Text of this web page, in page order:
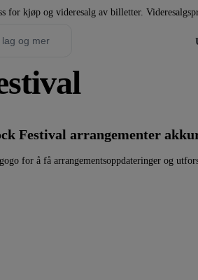
for kjøp og videresalg av billetter.
Festival arrangementer
for å få arrangementsoppdateringer og